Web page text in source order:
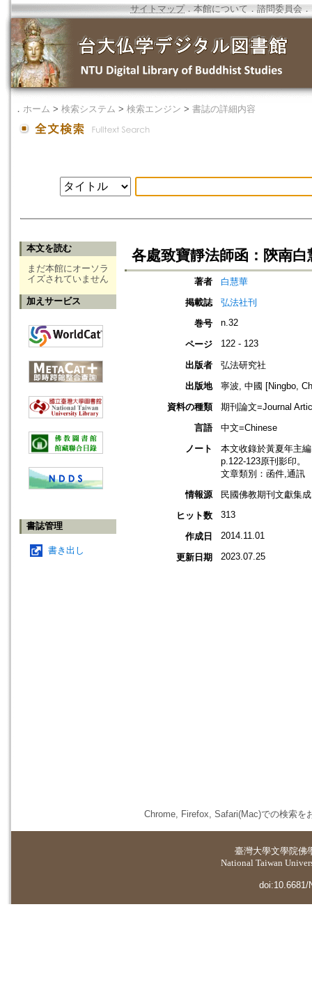
サイトマップ．本館について ． 諮問委員会 ．
． ホーム > 検索システム > 検索エンジン > 書誌の詳細内容
本文を読む
まだ本館にオーソラ
イズされていません
加えサービス
書誌管理
書き出し
各處致寶靜法師函：陝南白
著者
白慧華
掲載誌
弘法社刊
巻号
n.32
ページ 122 - 123
出版者
弘法研究社
出版地
寧波, 中國 [Ningbo,
資料の種類
期刊論文=Journal
言語
中文=Chinese
ノート
本文收錄於黃夏年主
p.122-123原刊影印。
文章類別：函件,通訊
情報源
民國佛教期刊文獻集
ヒット数
313
作成日 2014.11.01
更新日期 2023.07.25
Chrome, Firefox, Safari(Mac)での検索を
臺灣大學文學院佛
National Taiwan
doi:10.6681/